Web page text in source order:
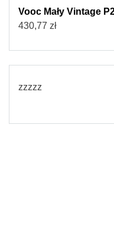
Vooc Mały Vintage
430,77 zł
zzzzz